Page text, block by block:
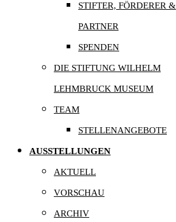
STIFTER, FÖRDERER &
PARTNER
SPENDEN
DIE STIFTUNG WILHELM
LEHMBRUCK MUSEUM
TEAM
STELLENANGEBOTE
AUSSTELLUNGEN
AKTUELL
VORSCHAU
ARCHIV